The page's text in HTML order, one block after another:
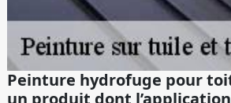
Peinture hydrofuge pour
un produit dont